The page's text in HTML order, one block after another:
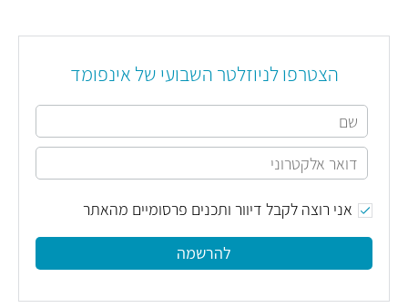
הצטרפו לניוזלטר השבועי של אינפומד
אני רוצה לקבל דיוור ותכנים פרסומיים מהאתר
להרשמה